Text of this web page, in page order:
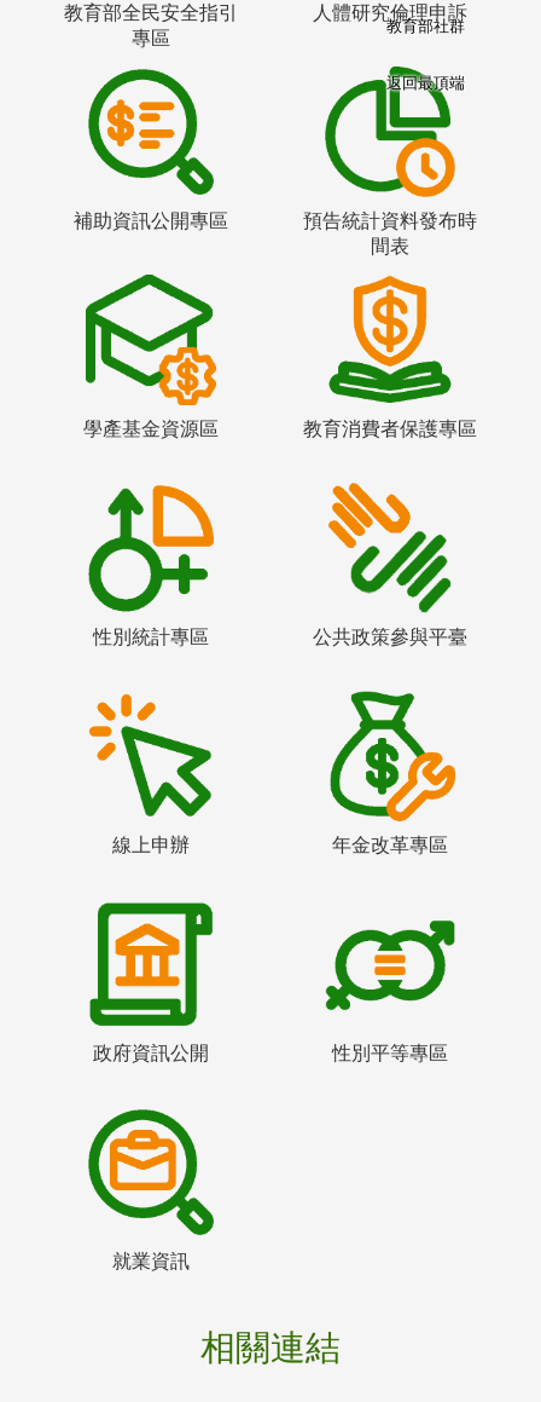
教育部全民安全指引
專區
人體研究倫理申訴
補助資訊公開專區
預告統計資料發布時
間表
學產基金資源區 教育消費者保護專區
性別統計專區 公共政策參與平臺
線上申辦 年金改革專區
政府資訊公開 性別平等專區
就業資訊
相關連結
教育部社群
返回最頂端